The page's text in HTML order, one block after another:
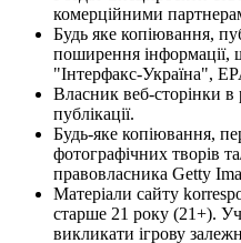
комерційними
Будь яке копіювання,
поширення інформації,
"Інтерфакс-Україна",
Власник веб-сторінки в
публікації.
Будь-яке копіювання,
фотографічних творів
правовласника Getty
Матеріали сайту
старше 21 року (21+).
викликати ігрову